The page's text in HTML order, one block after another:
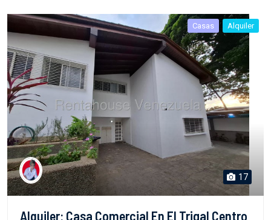
Casas Alquiler
17
Alquiler: Casa Comercial En El Trigal Centro